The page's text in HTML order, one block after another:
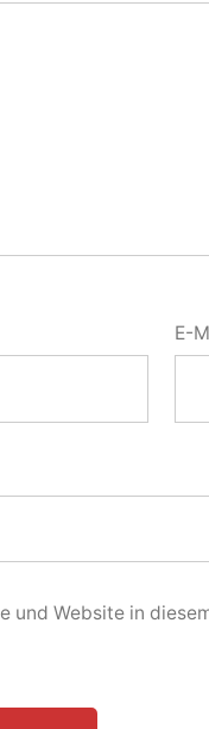
E-
und Website in